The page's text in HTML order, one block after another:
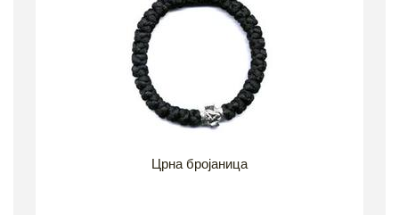
Црна бројаница